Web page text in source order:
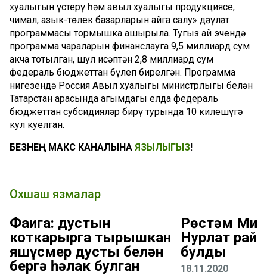
хуҗалыгын үстерү һәм авыл хуҗалыгы продукциясе,
чимал, азык-төлек базарларын җайга салу» дәүләт
программасы тормышка ашырыла. Тугыз ай эчендә
программа чараларын финанслауга 9,5 миллиард сум
акча тотылган, шул исәптән 2,8 миллиард сум
федераль бюджеттан бүлеп бирелгән. Программа
нигезендә Россия Авыл хуҗалыгы министрлыгы белән
Татарстан арасында агымдагы елда федераль
бюджеттан субсидияләр бирү турында 10 килешүгә
кул куелган.
БЕЗНЕҢ МАКС КАНАЛЫНА ЯЗЫЛЫГЫЗ!
Охшаш язмалар
Фаҗига: дустын
коткарырга тырышкан
яшүсмер дусты белән
бергә һәлак булган
Рөстәм
Нурлат
булды
18.11.2020